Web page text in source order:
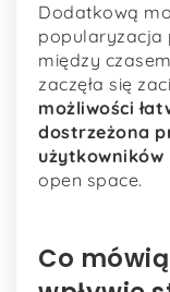
Dodatkową
popularyzacja
między
zaczęła się
możliwości
dostrzeżona
użytkowników
open space.
Co